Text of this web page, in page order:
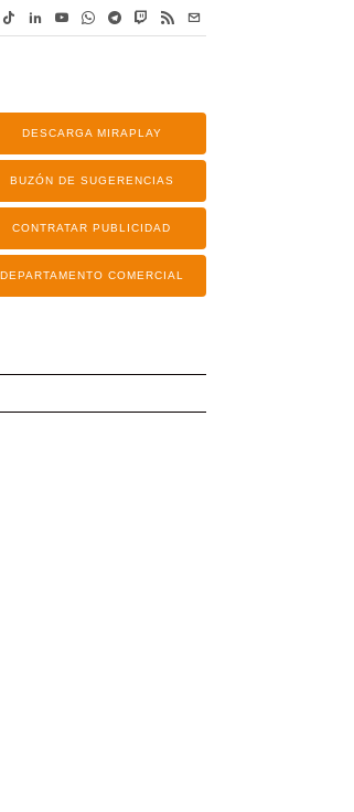
DESCARGA MIRAPLAY
BUZÓN DE SUGERENCIAS
CONTRATAR PUBLICIDAD
DEPARTAMENTO COMERCIAL